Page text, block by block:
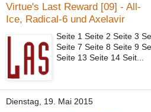
Virtue's Last Reward [09] - All-
Ice, Radical-6 und Axelavir
Seite 1 Seite 2 Seite 3
Seite 7 Seite 8 Seite 9
Seite 13 Seite 14 Seit...
Dienstag, 19. Mai 2015